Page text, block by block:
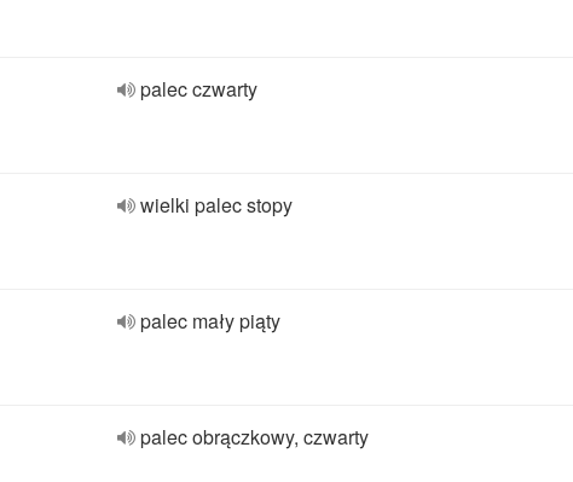
palec czwarty
wielki palec stopy
palec mały piąty
palec obrączkowy, czwarty